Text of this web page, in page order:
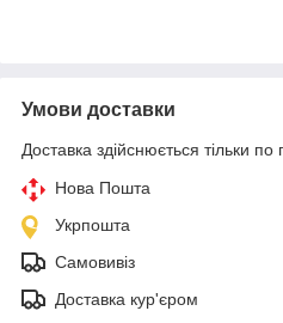
Умови доставки
Доставка здійснюється тільки по
Нова Пошта
Укрпошта
Самовивіз
Доставка кур'єром